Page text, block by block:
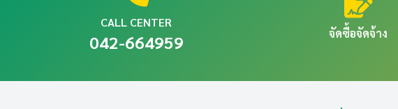
CALL CENTER
042-664959 จัดซื้อจัดจ้าง